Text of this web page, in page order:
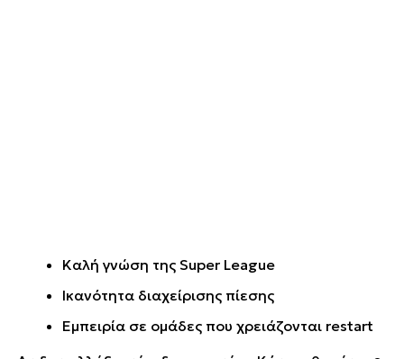
Καλή γνώση της Super League
Ικανότητα διαχείρισης πίεσης
Εμπειρία σε ομάδες που χρειάζονται restart